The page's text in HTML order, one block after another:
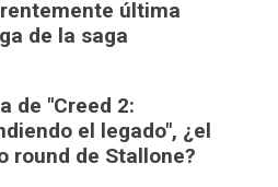
última
de la saga
de "Creed 2:
el legado", ¿el
round de Stallone?